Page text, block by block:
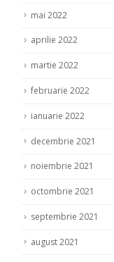
mai 2022
aprilie 2022
martie 2022
februarie 2022
ianuarie 2022
decembrie 2021
noiembrie 2021
octombrie 2021
septembrie 2021
august 2021